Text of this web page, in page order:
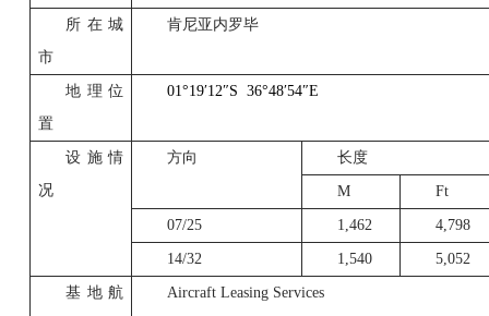
所在城
市
肯尼亚内罗毕
地理位
置
01°19′12″S 36°48′54″E
设施情
况
方向 长度
M Ft
07/25 1,462 4,798
14/32 1,540 5,052
基地航
Aircraft Leasing Services